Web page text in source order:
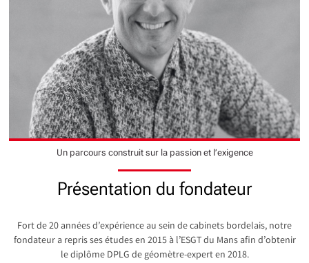
Un parcours construit sur la passion et l’exigence
Présentation du fondateur
Fort de 20 années d’expérience au sein de cabinets bordelais, notre
fondateur a repris ses études en 2015 à l’ESGT du Mans afin d’obtenir
le diplôme DPLG de géomètre-expert en 2018.